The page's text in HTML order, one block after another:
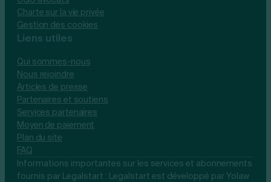
Charte sur la vie privée
Gestion des cookies
Liens utiles
Qui sommes-nous
Nous rejoindre
Articles de presse
Partenaires et soutiens
Services partenaires
Moyen de paiement
Plan du site
FAQ
Informations importantes sur les services et abonnements
fournis par Legalstart : Legalstart est développé par Yolaw